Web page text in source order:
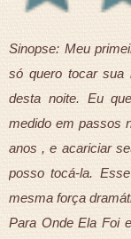
Sinopse: Meu
só quero tocar sua
desta noite. Eu
medido em passos
anos , e acariciar
posso tocá-la.
mesma força
Para Onde Ela Foi